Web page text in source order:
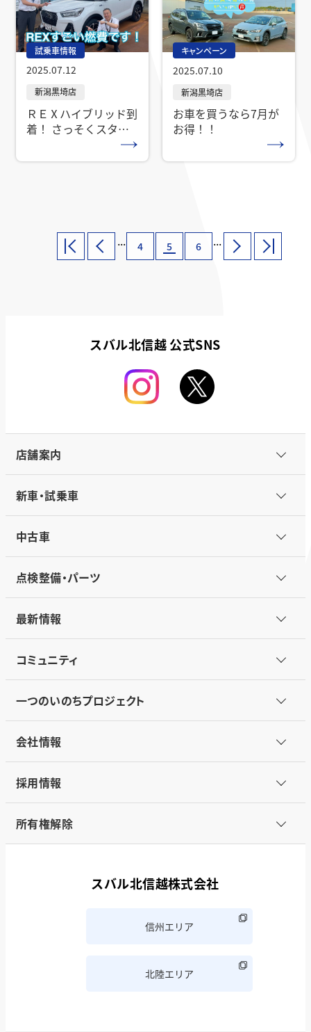
試乗車情報
2025.07.12
ＲＥⅩハイブリッド到
着！ さっそくスタッ
フのレポートです！
キャンペーン
2025.07.10
お車を買うなら7月が
お得！！
... 4 5 6 ...
スバル北信越 公式SNS
店舗案内
新車・試乗車
中古車
点検整備・パーツ
最新情報
コミュニティ
一つのいのちプロジェクト
会社情報
採用情報
所有権解除
スバル北信越株式会社
信州エリア
北陸エリア